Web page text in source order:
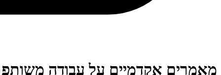
מאמרים אקדמיים על עבודה